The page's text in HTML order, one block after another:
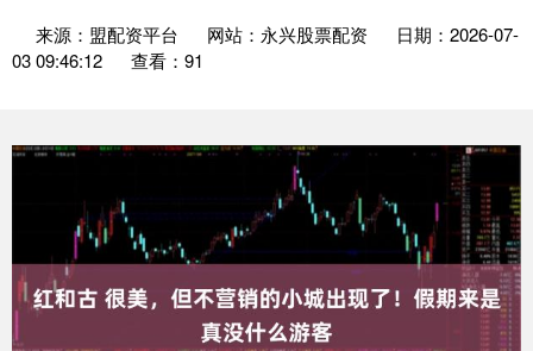
来源：盟配资平台 网站：永兴股票配资
日期：2026-07-
03 09:46:12
查看：91